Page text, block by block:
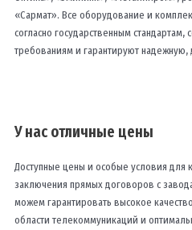
«Сармат». Все оборудование и
согласно государственным
требованиям и гарантируют надежную,
У нас отличные цены
Доступные цены и особые условия для
заключения прямых договоров с
можем гарантировать высокое
области телекоммуникаций и